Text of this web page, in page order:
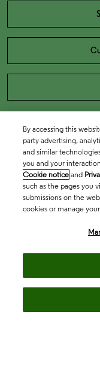
By accessing this
party advertising,
and similar
you and your
Cookie notice and
such as the pages you
submissions on the
cookies or manage